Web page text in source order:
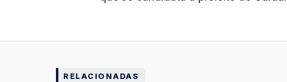
RELACIONADAS